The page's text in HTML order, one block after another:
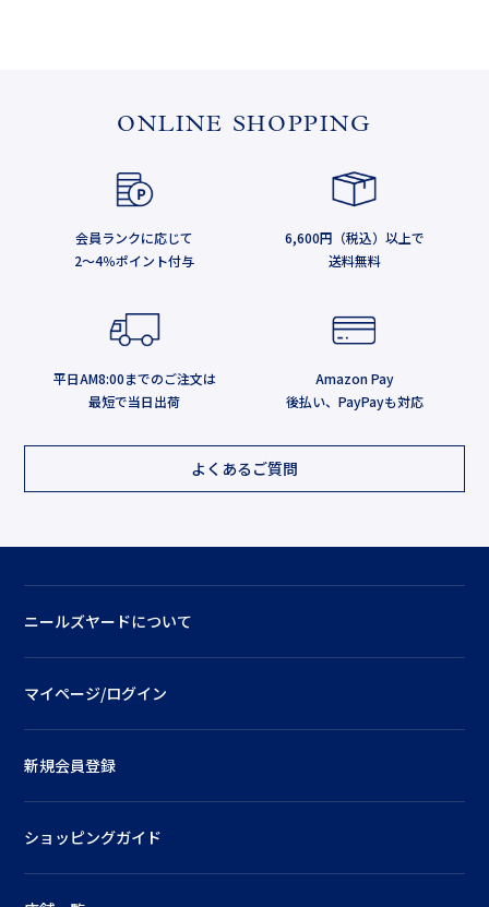
ONLINE SHOPPING
会員ランクに応じて
2～4％ポイント付与
6,600円（税込）以上で
送料無料
平日AM8:00までのご注文は
最短で当日出荷
Amazon Pay
後払い、PayPayも対応
よくあるご質問
ニールズヤードについて
マイページ/ログイン
新規会員登録
ショッピングガイド